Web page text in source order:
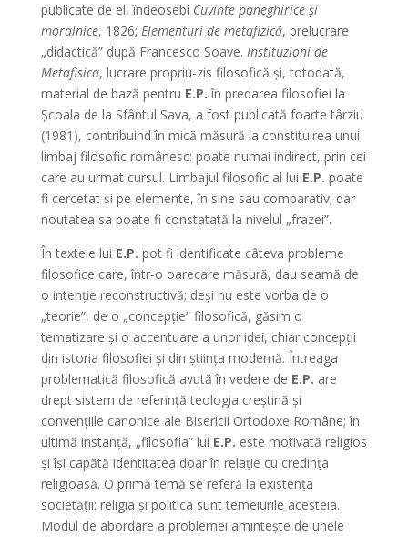
publicate de el, îndeosebi Cuvinte paneghirice şi
moralnice, 1826; Elementuri de metafizică, prelucrare
„didactică” după Francesco Soave. Instituzioni de
Metafisica, lucrare propriu-zis filosofică şi, totodată,
material de bază pentru E.P. în predarea filosofiei la
Şcoala de la Sfântul Sava, a fost publicată foarte târziu
(1981), contribuind în mică măsură la constituirea unui
limbaj filosofic românesc: poate numai indirect, prin cei
care au urmat cursul. Limbajul filosofic al lui E.P. poate
fi cercetat şi pe elemente, în sine sau comparativ; dar
noutatea sa poate fi constatată la nivelul „frazei”.
În textele lui E.P. pot fi identificate câteva probleme
filosofice care, într-o oarecare măsură, dau seamă de
o intenţie reconstructivă; deşi nu este vorba de o
„teorie”, de o „concepţie” filosofică, găsim o
tematizare şi o accentuare a unor idei, chiar concepţii
din istoria filosofiei şi din ştiinţa modernă. Întreaga
problematică filosofică avută în vedere de E.P. are
drept sistem de referinţă teologia creştină şi
convenţiile canonice ale Bisericii Ortodoxe Române; în
ultimă instanţă, „filosofia” lui E.P. este motivată religios
şi îşi capătă identitatea doar în relaţie cu credinţa
religioasă. O primă temă se referă la existenţa
societăţii: religia şi politica sunt temeiurile acesteia.
Modul de abordare a problemei aminteşte de unele